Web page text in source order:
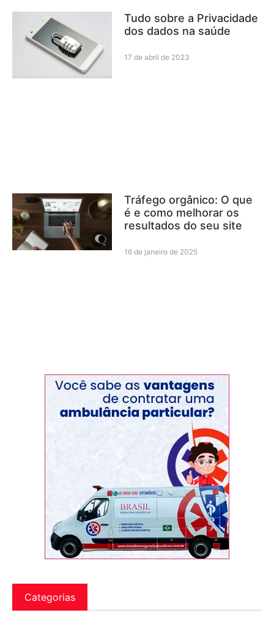
Tudo sobre a Privacidade
dos dados na saúde
17 de abril de 2023
Tráfego orgânico: O que
é e como melhorar os
resultados do seu site
16 de janeiro de 2025
Categorias